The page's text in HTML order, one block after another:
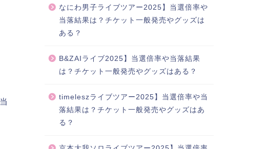
なにわ男子ライブツアー2025】当選倍率や
当落結果は？チケット一般発売やグッズは
ある？
B&ZAIライブ2025】当選倍率や当落結果
は？チケット一般発売やグッズはある？
timeleszライブツアー2025】当選倍率や当
落結果は？チケット一般発売やグッズはあ
る？